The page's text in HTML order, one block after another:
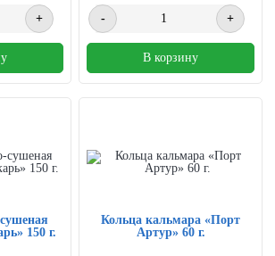
+ - +
В корзину
150 г.
Кольца кальмара «Порт
Артур» 60 г.